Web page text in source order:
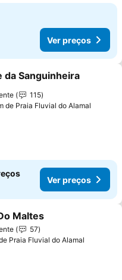
Ver preços
aos favoritos
da Sanguinheira
115
de Praia Fluvial do Alamal
Ver preços
aos favoritos
Maltes
57
Praia Fluvial do Alamal